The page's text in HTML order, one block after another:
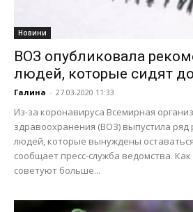
Новини
ВОЗ опубликовала
людей, которые сидят
Галина - 27.03.2020 11:33
Из-за коронавируса Всемирная
здравоохранения (ВОЗ) выпустила
людей, которые вынуждены
сообщает пресс-служба ведомства.
советуют больше...